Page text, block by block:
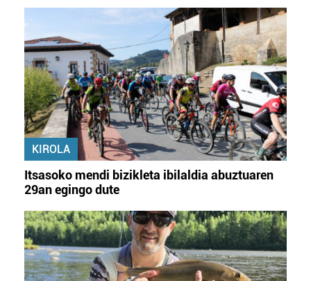
KIROLA
Itsasoko mendi bizikleta ibilaldia abuztuaren
29an egingo dute